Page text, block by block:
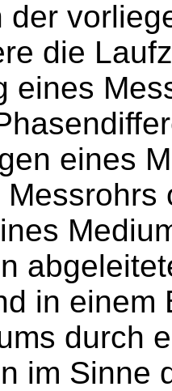
der
die
eines
eines
in einem
durch
im Sinne